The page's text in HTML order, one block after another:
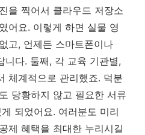
을 찍어서 클라우드 저장소
어요. 이렇게 하면 실물 영
고, 언제든 스마트폰이나
니다. 둘째, 각 교육 기관별,
체계적으로 관리했죠. 덕분
당황하지 않고 필요한 서류
되었어요. 여러분도 미리
제 혜택을 최대한 누리시길